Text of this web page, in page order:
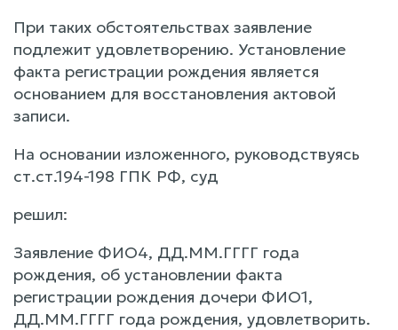
При таких обстоятельствах заявление
подлежит удовлетворению. Установление
факта регистрации рождения является
основанием для восстановления актовой
записи.
На основании изложенного, руководствуясь
ст.ст.194-198 ГПК РФ, суд
решил:
Заявление ФИО4, ДД.ММ.ГГГГ года
рождения, об установлении факта
регистрации рождения дочери ФИО1,
ДД.ММ.ГГГГ года рождения, удовлетворить.